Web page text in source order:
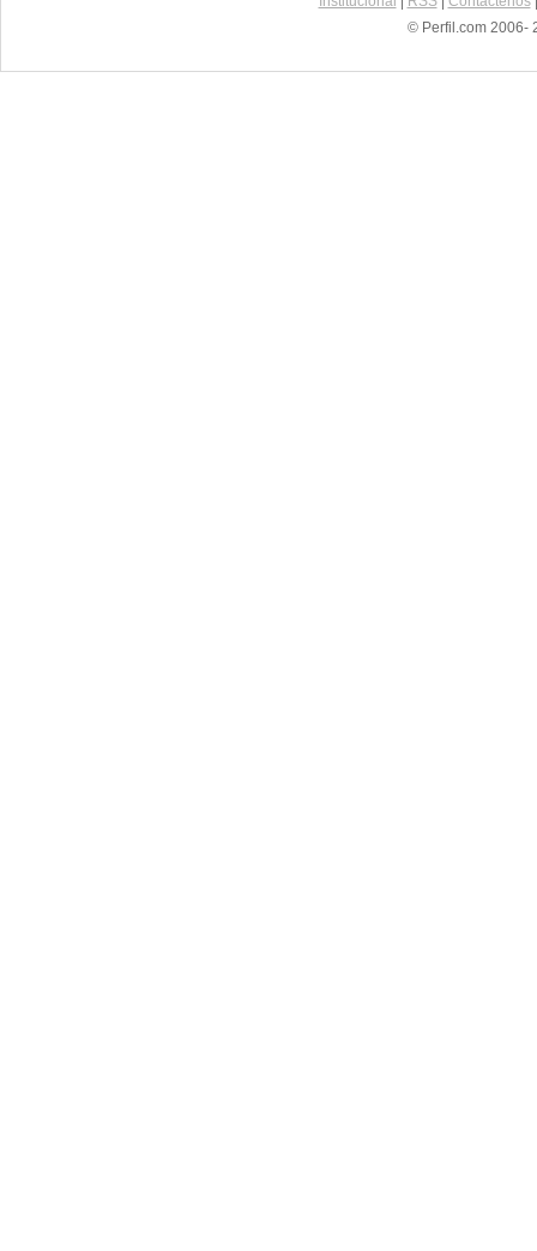
© Perfil.com 2006-